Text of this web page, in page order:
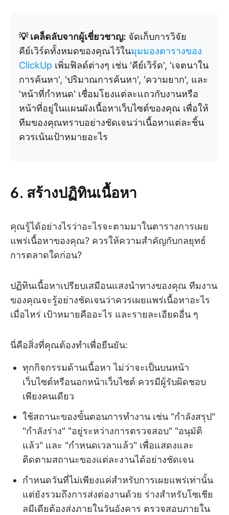
💡 เคล็ดลับจากผู้เชี่ยวชาญ: จัดเก็บการวิจัย
คีย์เวิร์ดทั้งหมดของคุณไว้ในมุมมองตารางของ
ClickUp เพิ่มฟิลด์ต่างๆ เช่น 'คีย์เวิร์ด', 'เจตนาใน
การค้นหา', 'ปริมาณการค้นหา', 'ความยาก', และ
'หน้าที่กำหนด' เชื่อมโยงแต่ละแถวกับงานหรือ
หน้าที่อยู่ในแผนผังเนื้อหาเว็บไซต์ของคุณ เพื่อให้
ทีมของคุณทราบอย่างชัดเจนว่าเนื้อหาแต่ละชิ้น
ควรเน้นเป้าหมายอะไร
6. สร้างปฏิทินเนื้อหา
คุณรู้ได้อย่างไรว่าอะไรจะตามมาในตารางการเผย
แพร่เนื้อหาของคุณ? ควรให้ความสำคัญกับกลยุทธ์
การตลาดใดก่อน?
ปฏิทินเนื้อหาเปรียบเสมือนแสงนำทางของคุณ ทีมงาน
ของคุณจะรู้อย่างชัดเจนว่าควรเผยแพร่เนื้อหาอะไร
เมื่อไหร่ เป้าหมายคืออะไร และรายละเอียดอื่น ๆ
นี่คือสิ่งที่คุณต้องทำเพื่อยืนยัน:
ทุกกิจกรรมด้านเนื้อหา ไม่ว่าจะเป็นบนหน้า
เว็บไซต์หรือนอกหน้าเว็บไซต์ ควรมีผู้รับผิดชอบ
เพียงคนเดียว
ใช้สถานะของขั้นตอนการทำงาน เช่น "กำลังสรุป"
"กำลังร่าง" "อยู่ระหว่างการตรวจสอบ" "อนุมัติ
แล้ว" และ "กำหนดเวลาแล้ว" เพื่อแสดงและ
ติดตามสถานะของแต่ละงานได้อย่างชัดเจน
กำหนดวันที่ไม่เพียงแค่สำหรับการเผยแพร่เท่านั้น
แต่ยังรวมถึงการส่งต่องานด้วย ร่างสำหรับโซเชีย
ลมีเดียต้องส่งภายในวันอังคาร ตรวจสอบภายใน